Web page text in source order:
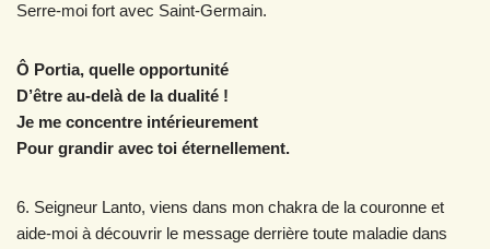
Serre-moi fort avec Saint-Germain.
Ô Portia, quelle opportunité
D’être au-delà de la dualité !
Je me concentre intérieurement
Pour grandir avec toi éternellement.
6. Seigneur Lanto, viens dans mon chakra de la couronne et
aide-moi à découvrir le message derrière toute maladie dans